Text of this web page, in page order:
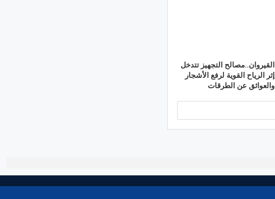
القيروان..مصالح التجهيز تتدخل
إثر الرياح القوية لرفع الأشجار
والعوائق عن الطرقات